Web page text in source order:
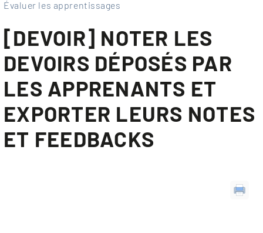
Évaluer les apprentissages
[DEVOIR] NOTER LES
DEVOIRS DÉPOSÉS PAR
LES APPRENANTS ET
EXPORTER LEURS NOTES
ET FEEDBACKS